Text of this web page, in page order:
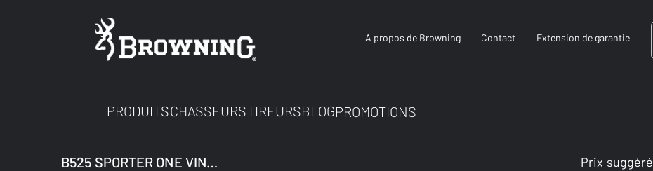
A propos de Browning Contact Extension de garantie
PRODUITSCHASSEURSTIREURSBLOGPROMOTIONS
B525 SPORTER ONE VINTAGE ADJUSTABLE TRAP FOREARM 12M Prix suggéré